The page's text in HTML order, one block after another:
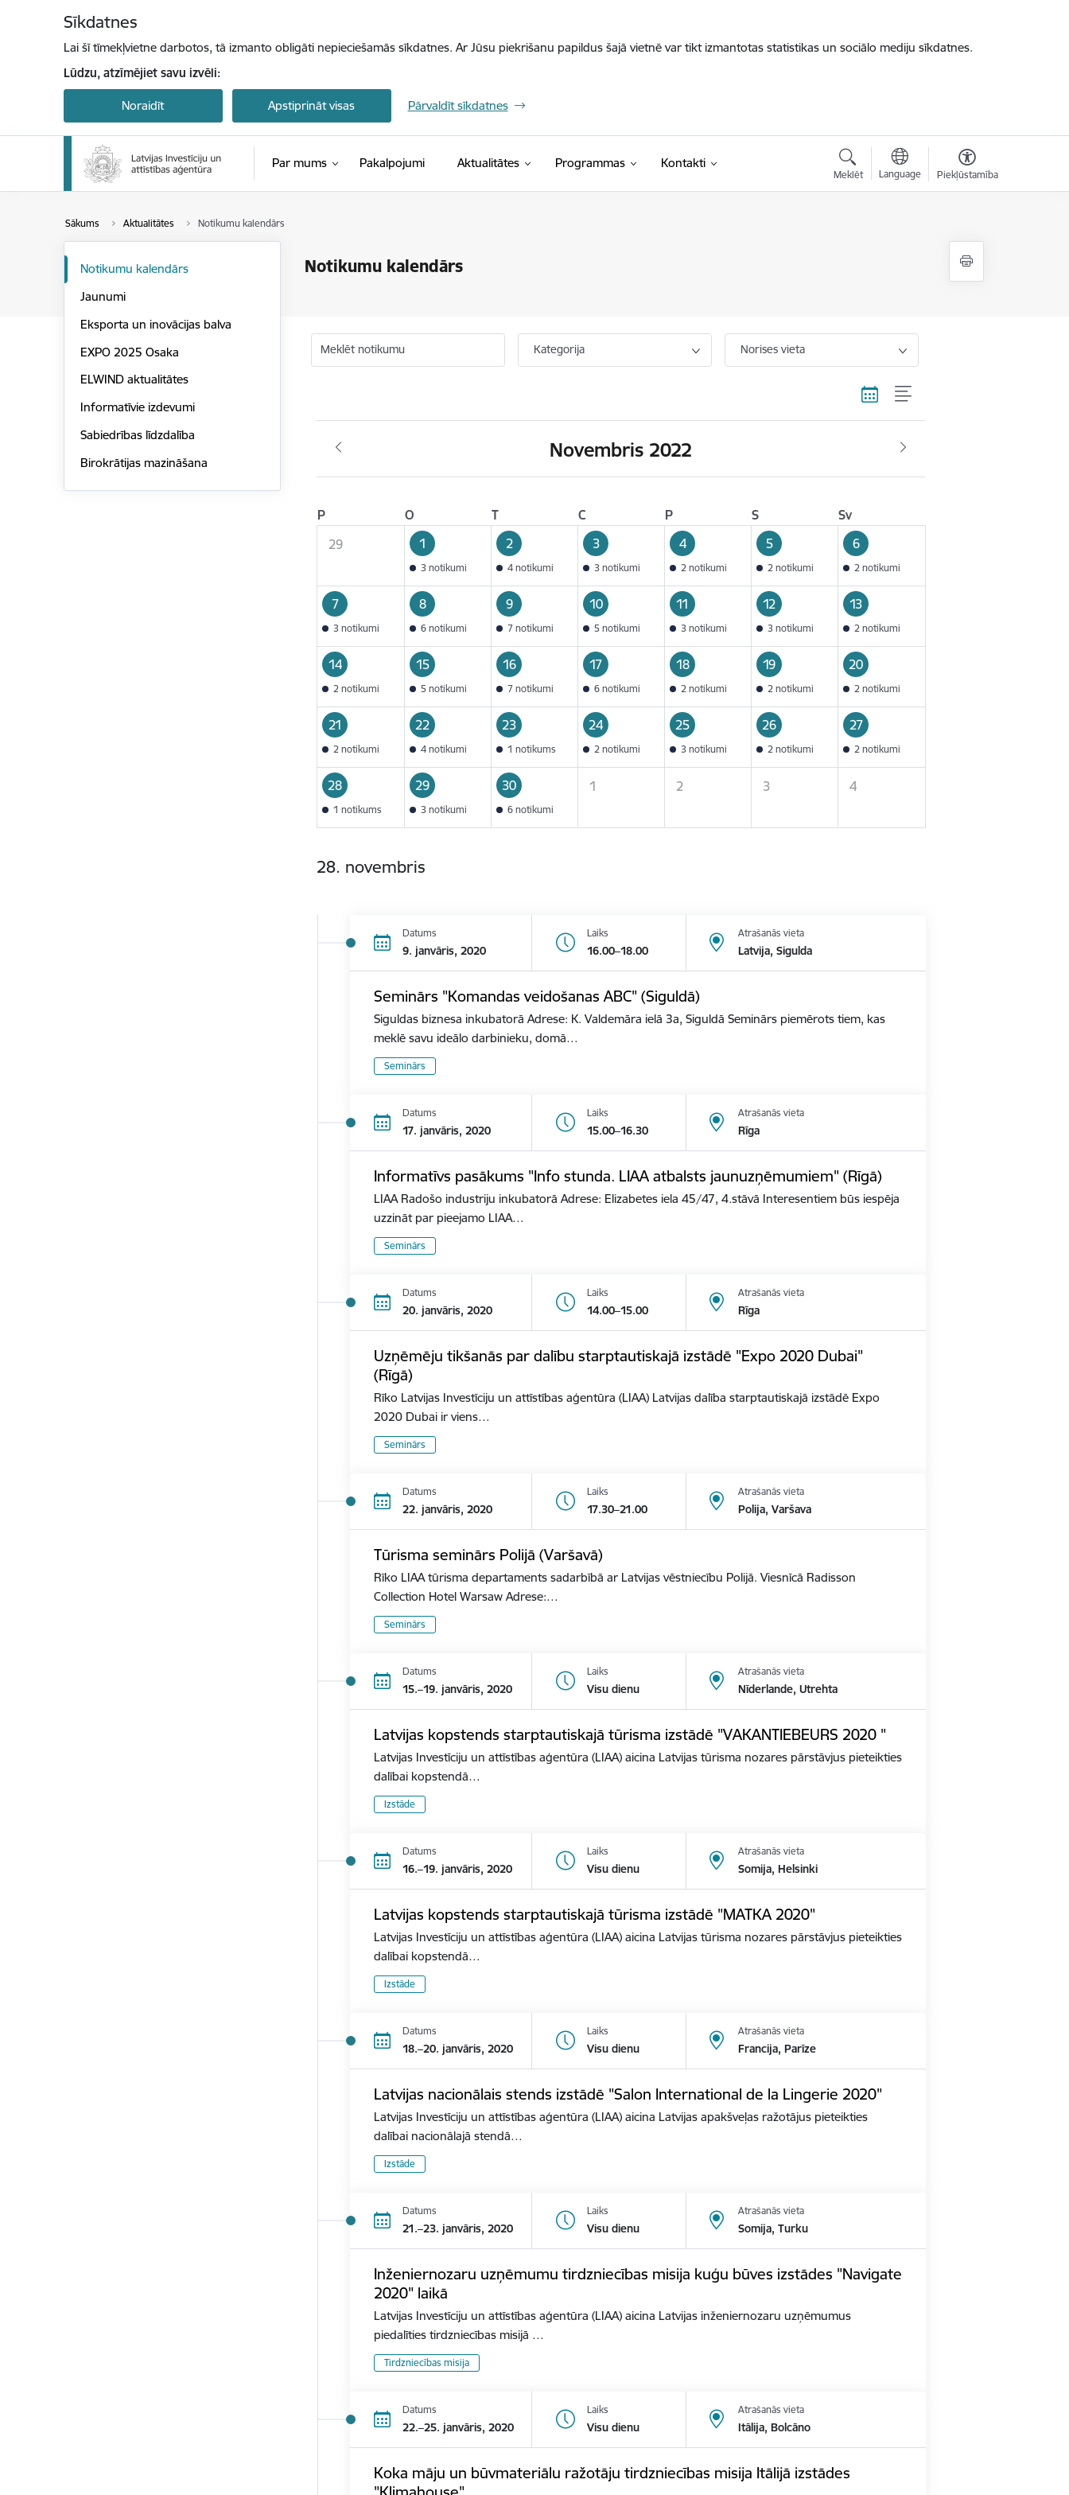
Sīkdatnes
Lai šī tīmekļvietne darbotos, tā izmanto obligāti nepieciešamās sīkdatnes. Ar Jūsu piekrišanu papildus šajā vietnē var tikt izmantotas statistikas un sociālo mediju sīkdatnes.
Lūdzu, atzīmējiet savu izvēli:
Noraidīt Apstiprināt visas Pārvaldīt sīkdatnes
Par mums Pakalpojumi Aktualitātes Programmas Kontakti
Meklēt Language Piekļūstamība
Sākums Aktualitātes Notikumu kalendārs
Notikumu kalendārs
Notikumu kalendārs
Jaunumi
Eksporta un inovācijas balva
EXPO 2025 Osaka
ELWIND aktualitātes
Informatīvie izdevumi
Sabiedrības līdzdalība
Birokrātijas mazināšana
Meklēt notikumu Kategorija Norises vieta
Novembris 2022
P O T C P S
Sv
29
1
3 notikumi
2
4 notikumi
3
3 notikumi
4
2 notikumi
5
2 notikumi
6
2 notikumi
7
3 notikumi
8
6 notikumi
9
7 notikumi
10
5 notikumi
11
3 notikumi
12
3 notikumi
13
2 notikumi
14
2 notikumi
15
5 notikumi
16
7 notikumi
17
6 notikumi
18
2 notikumi
19
2 notikumi
20
2 notikumi
21
2 notikumi
22
4 notikumi
23
1 notikums
24
2 notikumi
25
3 notikumi
26
2 notikumi
27
2 notikumi
28
1 notikums
29
3 notikumi
30
6 notikumi
1 2 3 4
28. novembris
Datums
9. janvāris, 2020
Laiks
16.00–18.00
Atrašanās vieta
Latvija, Sigulda
Seminārs "Komandas veidošanas ABC" (Siguldā)
Siguldas biznesa inkubatorā Adrese: K. Valdemāra ielā 3a, Siguldā Seminārs piemērots tiem, kas
meklē savu ideālo darbinieku, domā…
Seminārs
Datums
17. janvāris, 2020
Laiks
15.00–16.30
Atrašanās vieta
Rīga
Informatīvs pasākums "Info stunda. LIAA atbalsts jaunuzņēmumiem" (Rīgā)
LIAA Radošo industriju inkubatorā Adrese: Elizabetes iela 45/47, 4.stāvā Interesentiem būs iespēja
uzzināt par pieejamo LIAA…
Seminārs
Datums
20. janvāris, 2020
Laiks
14.00–15.00
Atrašanās vieta
Rīga
Uzņēmēju tikšanās par dalību starptautiskajā izstādē "Expo 2020 Dubai"
(Rīgā)
Rīko Latvijas Investīciju un attīstības aģentūra (LIAA) Latvijas dalība starptautiskajā izstādē Expo
2020 Dubai ir viens…
Seminārs
Datums
22. janvāris, 2020
Laiks
17.30–21.00
Atrašanās vieta
Polija, Varšava
Tūrisma seminārs Polijā (Varšavā)
Rīko LIAA tūrisma departaments sadarbībā ar Latvijas vēstniecību Polijā. Viesnīcā Radisson
Collection Hotel Warsaw Adrese:…
Seminārs
Datums
15.–19. janvāris, 2020
Laiks
Visu dienu
Atrašanās vieta
Nīderlande, Utrehta
Latvijas kopstends starptautiskajā tūrisma izstādē "VAKANTIEBEURS 2020 "
Latvijas Investīciju un attīstības aģentūra (LIAA) aicina Latvijas tūrisma nozares pārstāvjus pieteikties
dalībai kopstendā…
Izstāde
Datums
16.–19. janvāris, 2020
Laiks
Visu dienu
Atrašanās vieta
Somija, Helsinki
Latvijas kopstends starptautiskajā tūrisma izstādē "MATKA 2020"
Latvijas Investīciju un attīstības aģentūra (LIAA) aicina Latvijas tūrisma nozares pārstāvjus pieteikties
dalībai kopstendā…
Izstāde
Datums
18.–20. janvāris, 2020
Laiks
Visu dienu
Atrašanās vieta
Francija, Parīze
Latvijas nacionālais stends izstādē "Salon International de la Lingerie 2020"
Latvijas Investīciju un attīstības aģentūra (LIAA) aicina Latvijas apakšveļas ražotājus pieteikties
dalībai nacionālajā stendā…
Izstāde
Datums
21.–23. janvāris, 2020
Laiks
Visu dienu
Atrašanās vieta
Somija, Turku
Inženiernozaru uzņēmumu tirdzniecības misija kuģu būves izstādes "Navigate
2020" laikā
Latvijas Investīciju un attīstības aģentūra (LIAA) aicina Latvijas inženiernozaru uzņēmumus
piedalīties tirdzniecības misijā …
Tirdzniecības misija
Datums
22.–25. janvāris, 2020
Laiks
Visu dienu
Atrašanās vieta
Itālija, Bolcāno
Koka māju un būvmateriālu ražotāju tirdzniecības misija Itālijā izstādes